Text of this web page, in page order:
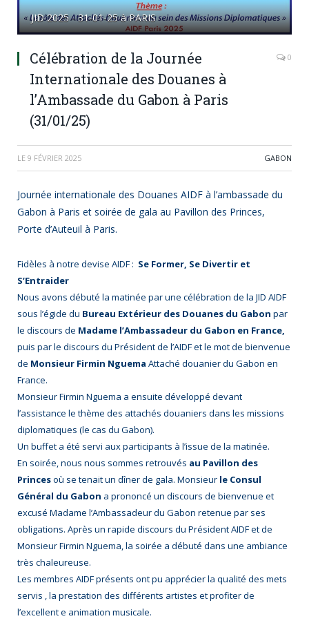
JID 2025 - 31-01-25 à PARIS
Célébration de la Journée
Internationale des Douanes à
l’Ambassade du Gabon à Paris
(31/01/25)
0
LE 9 FÉVRIER 2025 GABON
Journée internationale des Douanes AIDF à l’ambassade du
Gabon à Paris et soirée de gala au Pavillon des Princes,
Porte d’Auteuil à Paris.
Fidèles à notre devise AIDF : Se Former, Se Divertir et
S’Entraider
Nous avons débuté la matinée par une célébration de la JID AIDF
sous l’égide du Bureau Extérieur des Douanes du Gabon par
le discours de Madame l’Ambassadeur du Gabon en France,
puis par le discours du Président de l’AIDF et le mot de bienvenue
de Monsieur Firmin Nguema Attaché douanier du Gabon en
France.
Monsieur Firmin Nguema a ensuite développé devant
l’assistance le thème des attachés douaniers dans les missions
diplomatiques (le cas du Gabon).
Un buffet a été servi aux participants à l’issue de la matinée.
En soirée, nous nous sommes retrouvés au Pavillon des
Princesoù se tenait un dîner de gala. Monsieur le Consul
Général du Gabon a prononcé un discours de bienvenue et
excusé Madame l’Ambassadeur du Gabon retenue par ses
obligations. Après un rapide discours du Président AIDF et de
Monsieur Firmin Nguema, la soirée a débuté dans une ambiance
très chaleureuse.
Les membres AIDF présents ont pu apprécier la qualité des mets
servis , la prestation des différents artistes et profiter de
l’excellent e animation musicale.